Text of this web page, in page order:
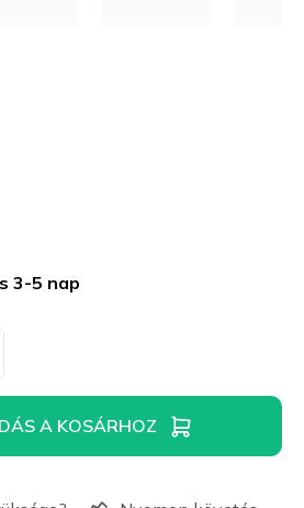
3-5 nap
A KOSÁRHOZ